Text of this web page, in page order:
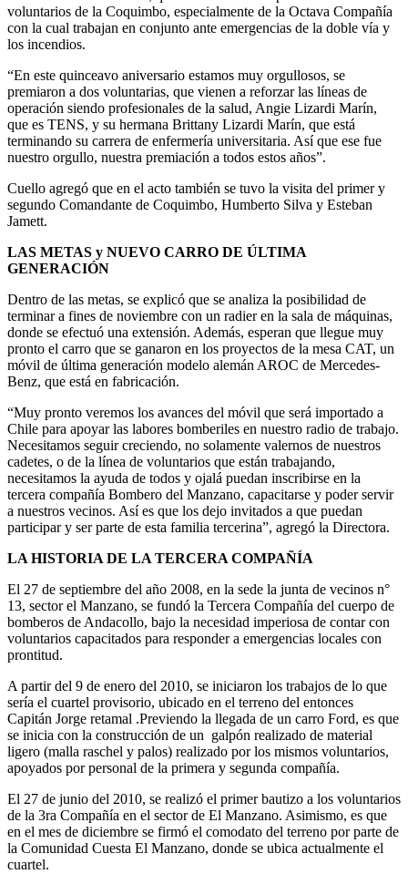
voluntarios de la Coquimbo, especialmente de la Octava Compañía
con la cual trabajan en conjunto ante emergencias de la doble vía y
los incendios.
“En este quinceavo aniversario estamos muy orgullosos, se
premiaron a dos voluntarias, que vienen a reforzar las líneas de
operación siendo profesionales de la salud, Angie Lizardi Marín,
que es TENS, y su hermana Brittany Lizardi Marín, que está
terminando su carrera de enfermería universitaria. Así que ese fue
nuestro orgullo, nuestra premiación a todos estos años”.
Cuello agregó que en el acto también se tuvo la visita del primer y
segundo Comandante de Coquimbo, Humberto Silva y Esteban
Jamett.
LAS METAS y NUEVO CARRO DE ÚLTIMA
GENERACIÓN
Dentro de las metas, se explicó que se analiza la posibilidad de
terminar a fines de noviembre con un radier en la sala de máquinas,
donde se efectuó una extensión. Además, esperan que llegue muy
pronto el carro que se ganaron en los proyectos de la mesa CAT, un
móvil de última generación modelo alemán AROC de Mercedes-
Benz, que está en fabricación.
“Muy pronto veremos los avances del móvil que será importado a
Chile para apoyar las labores bomberiles en nuestro radio de trabajo.
Necesitamos seguir creciendo, no solamente valernos de nuestros
cadetes, o de la línea de voluntarios que están trabajando,
necesitamos la ayuda de todos y ojalá puedan inscribirse en la
tercera compañía Bombero del Manzano, capacitarse y poder servir
a nuestros vecinos. Así es que los dejo invitados a que puedan
participar y ser parte de esta familia tercerina”, agregó la Directora.
LA HISTORIA DE LA TERCERA COMPAÑÍA
El 27 de septiembre del año 2008, en la sede la junta de vecinos n°
13, sector el Manzano, se fundó la Tercera Compañía del cuerpo de
bomberos de Andacollo, bajo la necesidad imperiosa de contar con
voluntarios capacitados para responder a emergencias locales con
prontitud.
A partir del 9 de enero del 2010, se iniciaron los trabajos de lo que
sería el cuartel provisorio, ubicado en el terreno del entonces
Capitán Jorge retamal .Previendo la llegada de un carro Ford, es que
se inicia con la construcción de un galpón realizado de material
ligero (malla raschel y palos) realizado por los mismos voluntarios,
apoyados por personal de la primera y segunda compañía.
El 27 de junio del 2010, se realizó el primer bautizo a los voluntarios
de la 3ra Compañía en el sector de El Manzano. Asimismo, es que
en el mes de diciembre se firmó el comodato del terreno por parte de
la Comunidad Cuesta El Manzano, donde se ubica actualmente el
cuartel.